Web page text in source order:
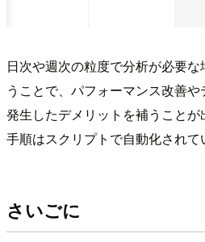
日次や週次の粒度で分析が必要
うことで、パフォーマンス改善
発生したデメリットを補うこと
手順はスクリプトで自動化されて
さいごに